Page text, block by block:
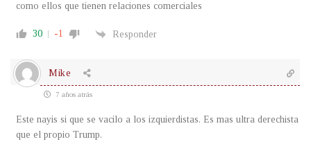
como ellos que tienen relaciones comerciales
30 -1 Responder
Mike
7 años atrás
Este nayis si que se vacilo a los izquierdistas. Es mas ultra derechista
que el propio Trump.